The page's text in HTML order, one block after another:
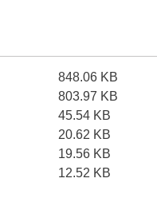
848.06 KB
803.97 KB
45.54 KB
20.62 KB
19.56 KB
12.52 KB